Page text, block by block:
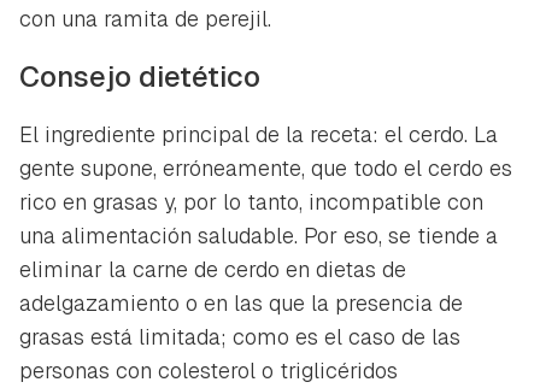
con una ramita de perejil.
Consejo dietético
El ingrediente principal de la receta: el cerdo. La
gente supone, erróneamente, que todo el cerdo es
rico en grasas y, por lo tanto, incompatible con
una alimentación saludable. Por eso, se tiende a
eliminar la carne de cerdo en dietas de
adelgazamiento o en las que la presencia de
grasas está limitada; como es el caso de las
personas con colesterol o triglicéridos